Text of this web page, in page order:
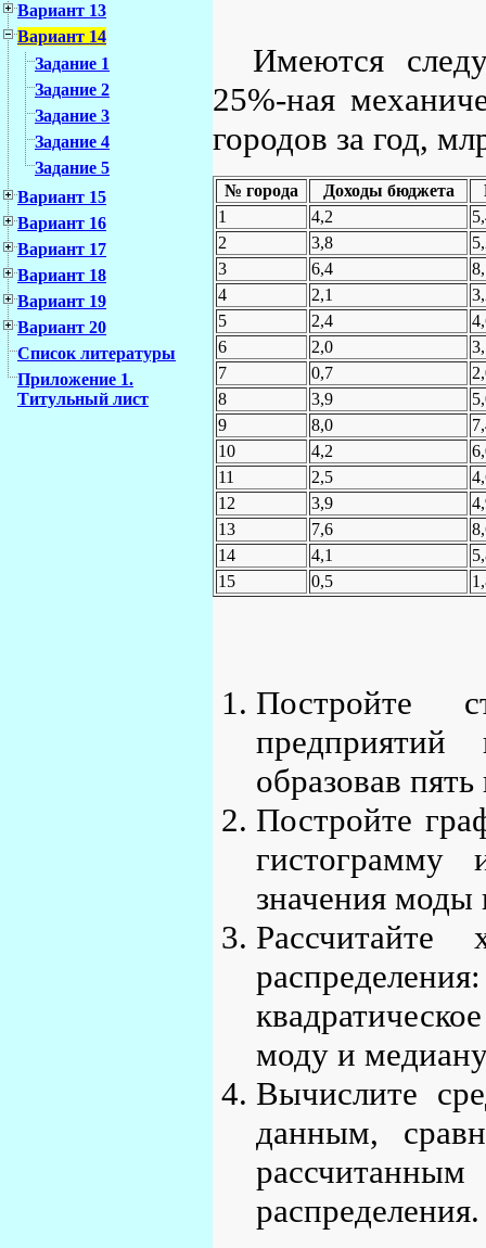
Вариант 13
Вариант 14
Задание 1
Задание 2
Задание 3
Задание 4
Задание 5
Вариант 15
Вариант 16
Вариант 17
Вариант 18
Вариант 19
Вариант 20
Список литературы
Приложение 1.
Титульный лист
Имеются
25%-ная
городов за год,
№ города Доходы бюджета
1
4,2
2
3,8
3
6,4
4
2,1
5
2,4
6
2,0
7
0,7
8
3,9
9
8,0
10
4,2
11
2,5
12
3,9
13
7,6
14
4,1
15
0,5
Постройте
образовав
Постройте
гистограмму
значения
Рассчитайте
моду и
Вычислите
данным,